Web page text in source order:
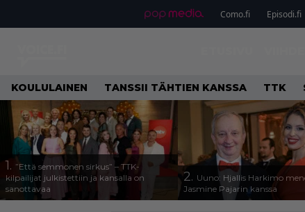
Como.fi Episodi.fi
KOULULAINEN TANSSII TÄHTIEN KANSSA TTK
1. ”Että semmonen sirkus” – TTK-
kilpailijat julkistettiin ja kansalla on
sanottavaa
2. Uuno: Hjallis Harkimo
Jasmine Pajarin kanssa